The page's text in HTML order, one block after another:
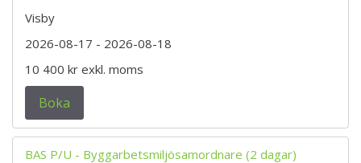
Visby
2026-08-17 - 2026-08-18
10 400 kr exkl. moms
Boka
BAS P/U - Byggarbetsmiljösamordnare (2 dagar)